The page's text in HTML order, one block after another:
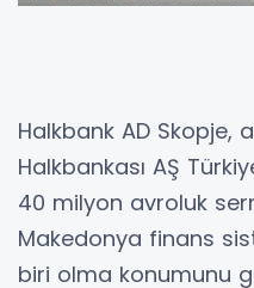
Halkbank AD Skopje,
Halkbankası AŞ
40 milyon avroluk
Makedonya finans
biri olma konumunu